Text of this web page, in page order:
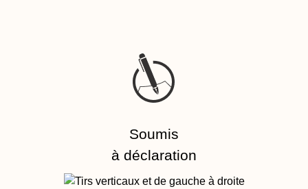
Soumis
à déclaration